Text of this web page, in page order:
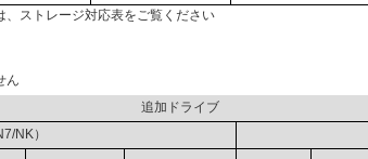
ストレージ対応表をご覧ください
ん
追加ドライブ
N7/NK）